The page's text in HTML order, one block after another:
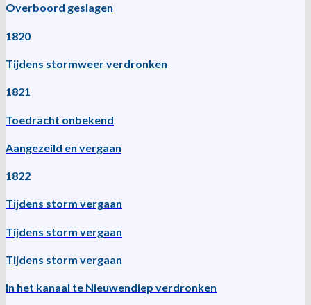
Overboord geslagen
1820
Tijdens stormweer verdronken
1821
Toedracht onbekend
Aangezeild en vergaan
1822
Tijdens storm vergaan
Tijdens storm vergaan
Tijdens storm vergaan
In het kanaal te Nieuwendiep verdronken